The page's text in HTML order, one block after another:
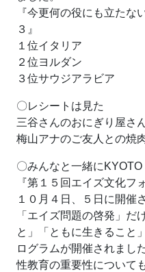
『今更何の役にも立た
３』
１位イタリア
２位ヨルダン
３位サウジアラビア
〇レシートは見た
三谷さんのおにぎり屋さ
梅山アナのご友人との焼
〇みんなと一緒にKYOTO
『第１５回エイズ文化フ
１０月４日、５日に開催
「エイズ問題の啓発」だ
と」「ともに生きること
ログラムが開催されました
性教育の重要性について